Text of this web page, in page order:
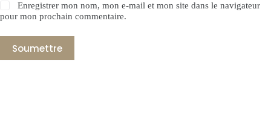
Enregistrer mon nom, mon e-mail et mon site dans le navigateur
pour mon prochain commentaire.
Soumettre